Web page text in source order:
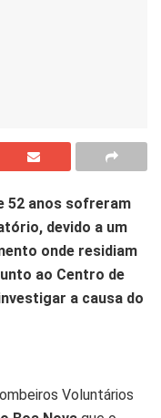
52 anos sofreram
devido a um
onde residiam
ao Centro de
a causa do
Voluntários